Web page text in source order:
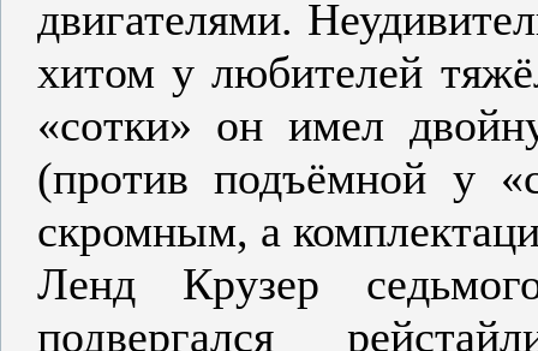
двигателями.
хитом у любителей
«сотки» он имел
(против подъёмной у
скромным, а
Ленд Крузер
подвергался